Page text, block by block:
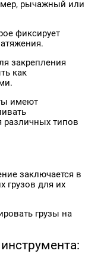
рычажный или
фиксирует
закрепления
как
имеют
различных типов
заключается в
грузов для их
грузы на